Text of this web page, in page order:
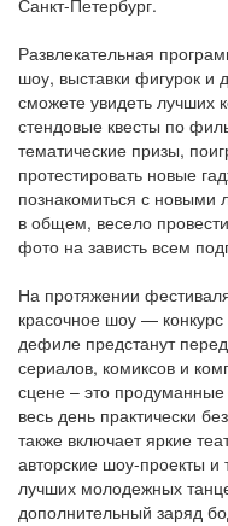
Санкт-Петербург.
Развлекательная
шоу, выставки фигурок и
сможете увидеть лучших
стендовые квесты по
тематические призы,
протестировать новые
познакомиться с новыми
в общем, весело
фото на зависть всем
На протяжении
красочное шоу — конкурс
дефиле предстанут
сериалов, комиксов и
сцене – это
весь день практически
также включает яркие
авторские шоу-проекты
лучших молодежных
дополнительный заряд